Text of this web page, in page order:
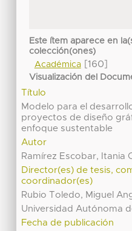
Este ítem aparece en
colección(ones)
Académica[160]
Visualización del
Título
Modelo para el
proyectos de diseño
enfoque sustentable
Autor
Ramírez Escobar, Itania
Director(es) de tesis,
coordinador(es)
Rubio Toledo, Miguel
Universidad Autónoma
Fecha de publicación